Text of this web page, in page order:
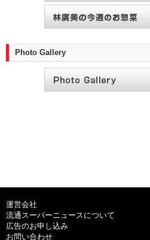
Photo Gallery
運営会社
流通スーパーニュースについて
広告のお申し込み
お問い合わせ